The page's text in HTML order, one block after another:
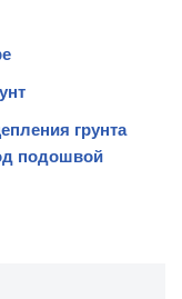
грунта
подошвой